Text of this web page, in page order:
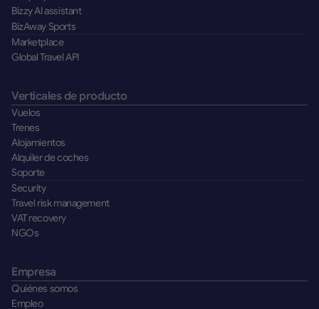
Bizzy AI assistant
BizAway Sports
Marketplace
Global Travel API
Verticales de producto
Vuelos
Trenes
Alojamientos
Alquiler de coches
Soporte
Security
Travel risk management
VAT recovery
NGOs
Empresa
Quiénes somos
Empleo